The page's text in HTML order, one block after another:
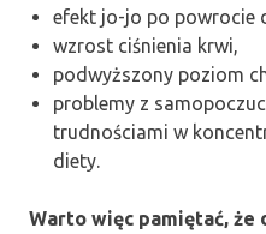
efekt jo-jo po powrocie
wzrost ciśnienia krwi,
podwyższony poziom
problemy z
trudnościami w
diety.
Warto więc pamiętać, że